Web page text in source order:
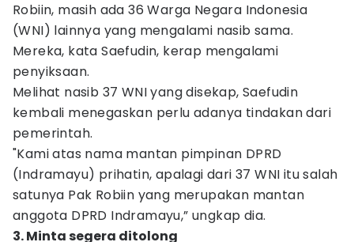
Robiin, masih ada 36 Warga Negara Indonesia
(WNI) lainnya yang mengalami nasib sama.
Mereka, kata Saefudin, kerap mengalami
penyiksaan.
Melihat nasib 37 WNI yang disekap, Saefudin
kembali menegaskan perlu adanya tindakan dari
pemerintah.
"Kami atas nama mantan pimpinan DPRD
(Indramayu) prihatin, apalagi dari 37 WNI itu salah
satunya Pak Robiin yang merupakan mantan
anggota DPRD Indramayu,” ungkap dia.
3. Minta segera ditolong